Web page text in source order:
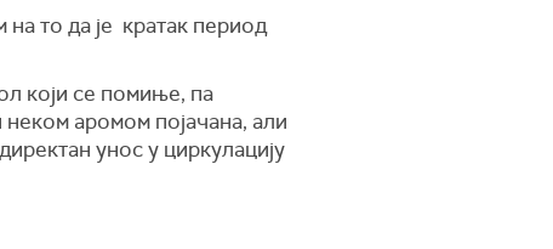
то да је кратак период
који се помиње, па
аромом појачана, али
унос у циркулацију